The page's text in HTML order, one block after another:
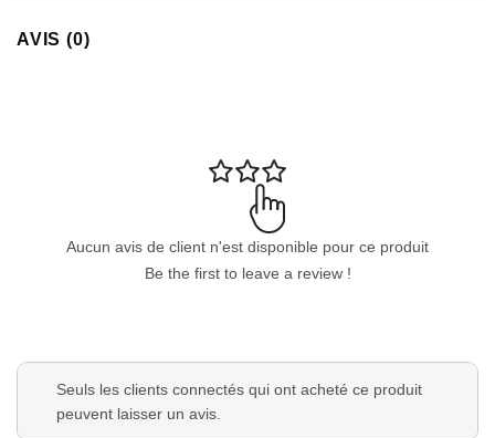
AVIS (0)
Aucun avis de client n'est disponible pour ce produit
Be the first to leave a review !
Seuls les clients connectés qui ont acheté ce produit
peuvent laisser un avis.